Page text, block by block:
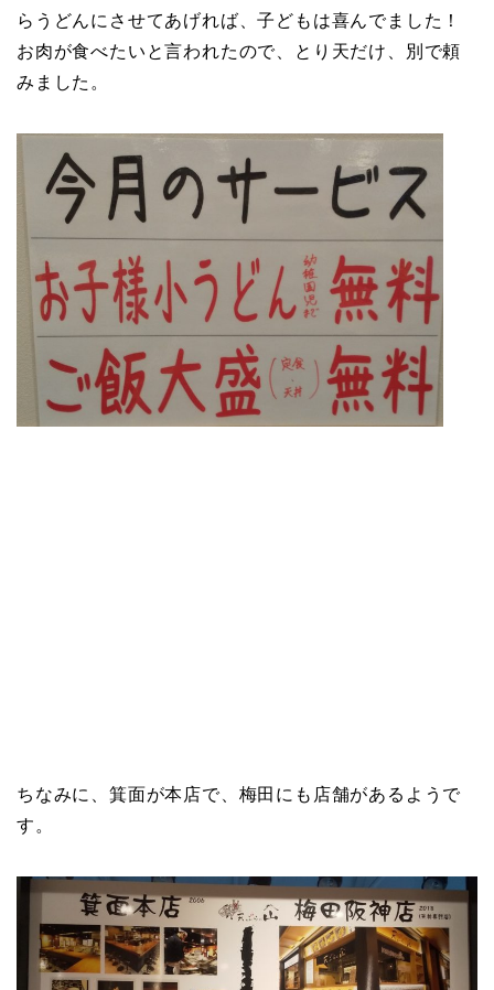
らうどんにさせてあげれば、子どもは喜んでました！
お肉が食べたいと言われたので、とり天だけ、別で頼
みました。
ちなみに、箕面が本店で、梅田にも店舗があるようで
す。